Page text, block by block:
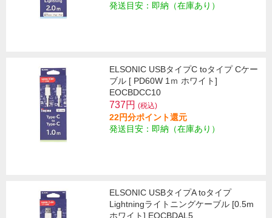
発送目安：即納（在庫あり）
ELSONIC USBタイプC toタイプ Cケー
ブル [ PD60W 1ｍ ホワイト]
EOCBDCC10
737円 (税込)
22円分ポイント還元
発送目安：即納（在庫あり）
ELSONIC USBタイプA toタイプ
Lightningライトニングケーブル [0.5m
ホワイト] EOCBDAL5